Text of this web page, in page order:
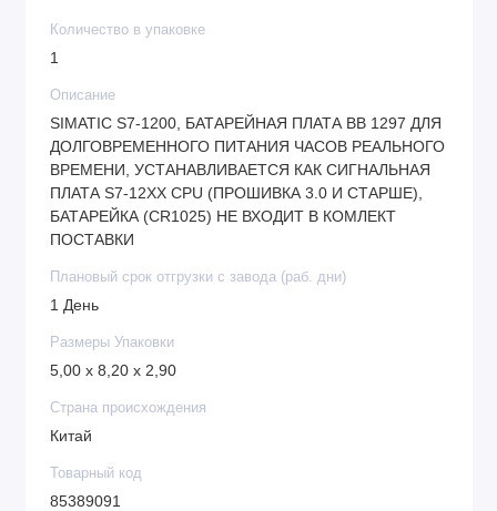
0XA0 компании SIEMENS - это высокоэффективное
решение для оправданного и безопасного
СИМЕНС 6ES7297-0AX30-0XA0 предусматривает
функция задействования любых имеющихся
центральных процессоров в автономном режиме, в
составе сетевых структур и опций распределенного
сложности.
оборудование, позволяющее выполнять
программирования и обслуживания.
Количество в упаковке
1
Описание
SIMATIC S7-1200, БАТАРЕЙНАЯ ПЛАТА BB 1297 ДЛЯ
ДОЛГОВРЕМЕННОГО ПИТАНИЯ ЧАСОВ РЕАЛЬНОГО
ВРЕМЕНИ, УСТАНАВЛИВАЕТСЯ КАК СИГНАЛЬНАЯ
ПЛАТА S7-12XX CPU (ПРОШИВКА 3.0 И СТАРШЕ),
БАТАРЕЙКА (CR1025) НЕ ВХОДИТ В КОМЛЕКТ
ПОСТАВКИ
Плановый срок отгрузки с завода (раб. дни)
1 День
Размеры Упаковки
5,00 x 8,20 x 2,90
Страна происхождения
Китай
Товарный код
85389091